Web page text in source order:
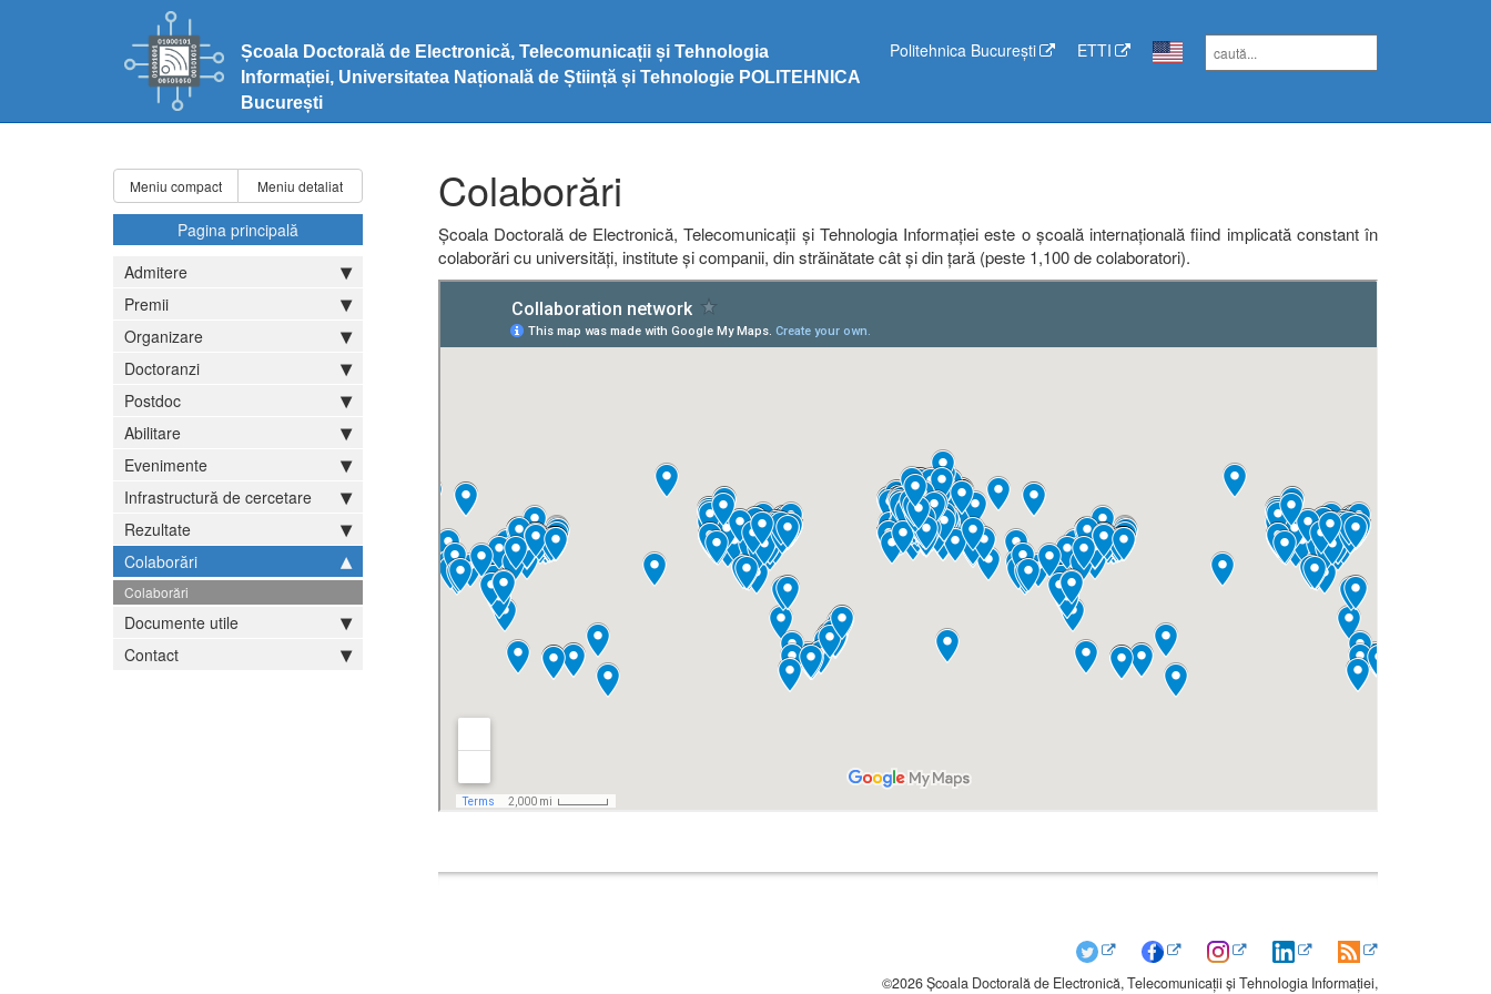
Școala Doctorală de Electronică, Telecomunicații și Tehnologia
Informației, Universitatea Națională de Știință și Tehnologie POLITEHNICA
București
Politehnica București ETTI
Meniu compact Meniu detaliat
Pagina principală
Admitere
Premii
Organizare
Doctoranzi
Postdoc
Abilitare
Evenimente
Infrastructură de cercetare
Rezultate
Colaborări
Colaborări
Documente utile
Contact
Colaborări
Școala Doctorală de Electronică, Telecomunicații și Tehnologia Informației este o școală internațională fiind implicată constant în
colaborări cu universități, institute și companii, din străinătate cât și din țară (peste 1,100 de colaboratori).
©2026 Școala Doctorală de Electronică, Telecomunicații și Tehnologia Informației,